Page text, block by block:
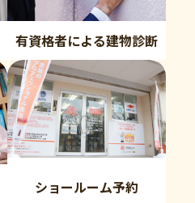
有資格者による建物診断
ショールーム予約